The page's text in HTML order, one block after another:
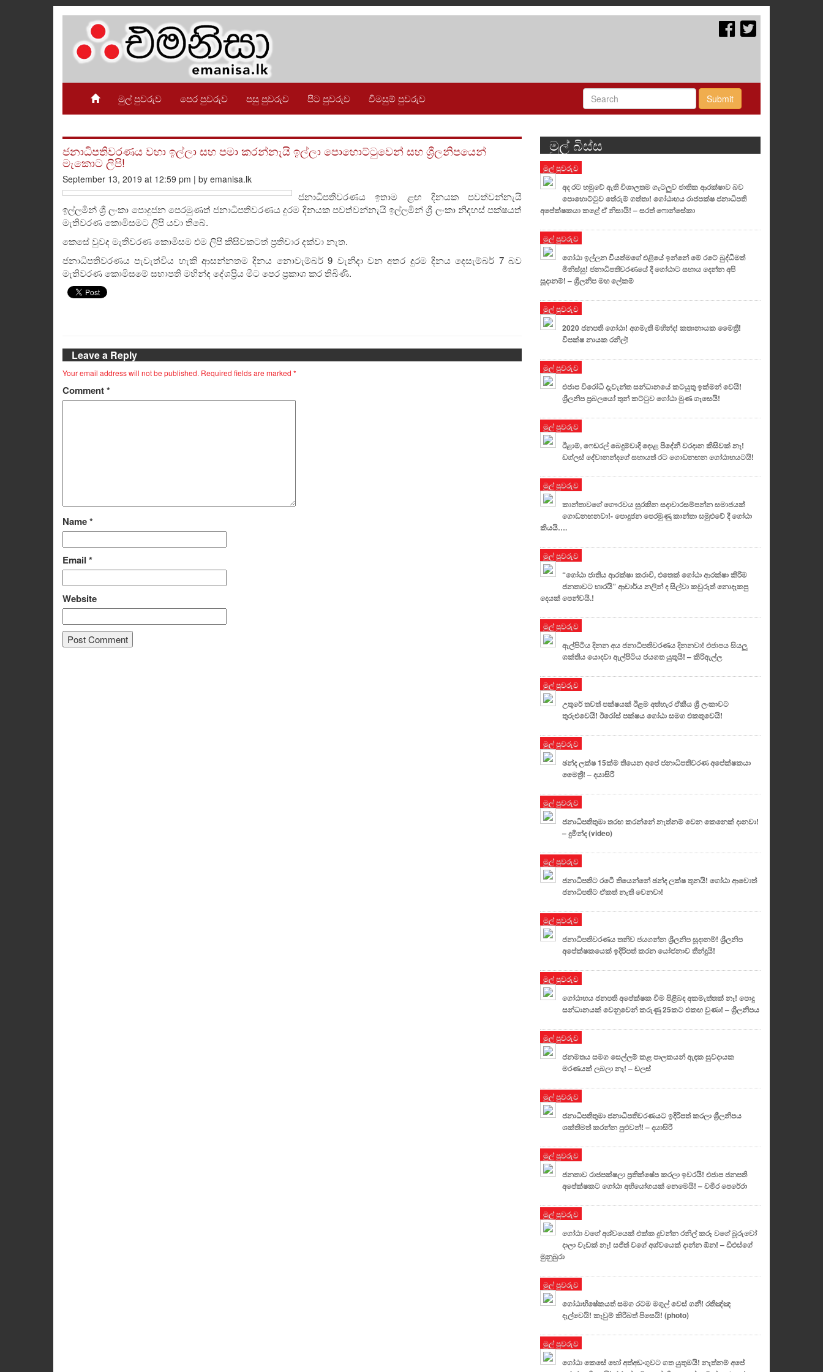
මුල් පුවරුව පෙර පුවරුව පසු පුවරුව පිට පුවරුව විමසුම් පුවරුව Submit
ජනාධිපතිවරණය වහා ඉල්ලා සහ පමා කරන්නැයි ඉල්ලා පොහොට්ටුවෙන් සහ ශ්‍රීලනිපයෙන්
මැකොට ලිපි!
September 13, 2019 at 12:59 pm | by emanisa.lk
ජනාධිපතිවරණය ඉතාම ළඟ දිනයක පවත්වන්නැයි
ඉල්ලමින් ශ්‍රී ලංකා පොදුජන පෙරමුණත් ජනාධිපතිවරණය දුරම දිනයක පවත්වන්නැයි ඉල්ලමින් ශ්‍රී ලංකා නිදහස් පක්ෂයත්
මැතිවරණ කොමිසමට ලිපි යවා තිබේ.
කෙසේ වුවද මැතිවරණ කොමිසම එම ලිපි කිසිවකටත් ප්‍රතිචාර දක්වා නැත.
ජනාධිපතිවරණය පැවැත්විය හැකි ආසන්නතම දිනය නොවැම්බර් 9 වැනිදා වන අතර දුරම දිනය දෙසැම්බර් 7 බව
මැතිවරණ කොමිසමේ සභාපති මහින්ද දේශප්‍රිය මීට පෙර ප්‍රකාශ කර තිබිණි.
Leave a Reply
Your email address will not be published. Required fields are marked *
Comment*
Name*
Email *
Website
මුල් බිස්ස
මුල් පුවරුව
අද රට හමුවේ ඇති විශාලතම ගැටලුව ජාතික ආරක්ෂාව බව
පොහොට්ටුව තේරුම් ගත්තා! ගෝඨාභය රාජපක්ෂ ජනාධිපති
අපේක්ෂකයා කළේ ඒ නිසායි! – සරත් ෆොන්සේකා
මුල් පුවරුව
ගෝඨා ඉල්ලන වියත්මගේ එළියේ ඉන්නේ මේ රටේ බුද්ධිමත්
මිනිස්සු! ජනාධිපතිවරණයේ දී ගෝඨාට සහාය දෙන්න අපි
සූදානම්! – ශ්‍රීලනිප මහ ලේකම්
මුල් පුවරුව
2020 ජනපති ගෝඨා! අගමැති මහින්ද! කතානායක මෛත්‍රී!
විපක්ෂ නායක රනිල්!
මුල් පුවරුව
එජාප විරෝධී දැවැන්ත සන්ධානයේ කටයුතු ඉක්මන් වෙයි!
ශ්‍රීලනිප ප්‍රබලයෝ තුන් කට්ටුව ගෝඨා මුණ ගැසෙයි!
මුල් පුවරුව
ඊළාම්, ෆෙඩරල් බෙදුම්වාදි දොළ පිදේනී වරදාන කිසිවක් නෑ!
ඩග්ලස් දේවානන්දගේ සහායත් රට ගොඩනඟන ගෝඨාභයටයි!
මුල් පුවරුව
කාන්තාවගේ ගෞරවය සුරකින සදාචාරසම්පන්න සමාජයක්
ගොඩනඟනවා!- පොදුජන පෙරමුණු කාන්තා සමුළුවේ දී ගෝඨා
කියයි….
මුල් පුවරුව
“ගෝඨා ජාතිය ආරක්ෂා කරාවි, එතෙක් ගෝඨා ආරක්ෂා කිරීම
ජනතාවට භාරයි” ආචාර්ය නලින් ද සිල්වා කවුරුත් නොදැකපු
දෙයක් පෙන්වයි.!
මුල් පුවරුව
ඇල්පිටිය දිනන අය ජනාධිපතිවරණය දිනනවා! එජාපය සියලු
ශක්තිය යොදවා ඇල්පිටිය ජයගත යුතුයි! – කිරිඇල්ල
මුල් පුවරුව
උතුරේ තවත් පක්ෂයක් ඊළම අත්හැර ඒකීය ශ්‍රී ලංකාවට
තුරුළුවෙයි! ඊරෝස් පක්ෂය ගෝඨා සමග එකතුවෙයි!
මුල් පුවරුව
ඡන්ද ලක්ෂ 15ක්ම තියෙන අපේ ජනාධිපතිවරණ අපේක්ෂකයා
මෛත්‍රී! – දයාසිරි
මුල් පුවරුව
ජනාධිපතිතුමා තරඟ කරන්නේ නැත්නම් වෙන කෙනෙක් දානවා!
– දුමින්ද (video)
මුල් පුවරුව
ජනාධිපතිට රටෙි තියෙන්නේ ඡන්ද ලක්ෂ තුනයි! ගෝඨා ආවොත්
ජනාධිපතිට ඒකත් නැති වෙනවා!
මුල් පුවරුව
ජනාධිපතිවරණය තනිව ජයගන්න ශ්‍රීලනිප සූදානම්! ශ්‍රීලනිප
අපේක්ෂකයෙක් ඉදිරිපත් කරන යෝජනාව තීන්දුයි!
මුල් පුවරුව
ගෝඨාභය ජනපති අපේක්ෂක වීම පිළිබඳ අකමැත්තක් නෑ! පොදු
සන්ධානයක් වෙනුවෙන් කරුණු 25කට එකඟ වුණා! – ශ්‍රීලනිපය
මුල් පුවරුව
ජනමතය සමග සෙල්ලම් කළ පාලකයන් ඇඳක සුවදායක
මරණයක් ලබලා නෑ! – ඩලස්
මුල් පුවරුව
ජනාධිපතිතුමා ජනාධිපතිවරණයට ඉදිරිපත් කරලා ශ්‍රීලනිපය
ශක්තිමත් කරන්න පුළුවන්! – දයාසිරි
මුල් පුවරුව
ජනතාව රාජපක්ෂලා ප්‍රතික්ෂේප කරලා ඉවරයි! එජාප ජනපති
අපේක්ෂකට ගෝඨා අභියෝගයක් නෙමෙයි! – චමීර පෙරේරා
මුල් පුවරුව
ගෝඨා වගේ අශ්වයෙක් එක්ක දුවන්න රනිල් කරූ වගේ බූරුවෝ
දාලා වැඩක් නෑ! සජිත් වගේ අශ්වයෙක් දාන්න ඕන! – ඩීඑස්ගේ
මුනුබුරා
මුල් පුවරුව
ගෝඨාභිෂේකයත් සමග රටම මගුල් වෙස් ගනී! රතිඤ්ඤ
දැල්වෙයි! කැවුම් කිරිබත් පිසෙයි! (photo)
මුල් පුවරුව
ගෝඨා කෙසේ හෝ අත්අඩංගුවට ගත යුතුමයි! නැත්නම් අපේ